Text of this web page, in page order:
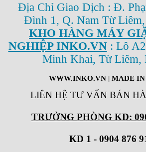
Địa Chỉ Giao Dịch : Đ.
Đình 1, Q. Nam Từ
KHO HÀNG MÁY
NGHIỆP INKO.VN: Lô
Minh Khai, Từ Liêm,
WWW.INKO.VN| MADE IN
LIÊN HỆ TƯ VẤN BÁN
TRƯỞNG PHÒNG KD:
KD 1 - 0904 876